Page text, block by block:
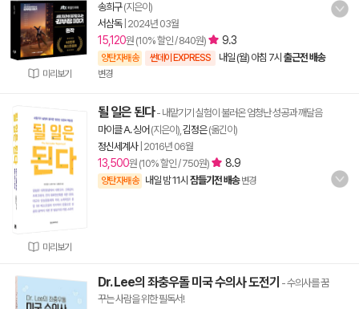
미리보기
송희구(지은이)
서삼독| 2024년 03월
15,120원 (10% 할인 / 840원) 9.3
양탄자배송 썬데이 EXPRESS 내일 (월) 아침 7시 출근전 배송
변경
미리보기
될 일은 된다- 내맡기기 실험이 불러온 엄청난 성공과 깨달음
마이클 A. 싱어 (지은이), 김정은(옮긴이)
정신세계사| 2016년 06월
13,500원 (10% 할인 / 750원) 8.9
양탄자배송 내일 밤 11시 잠들기전 배송 변경
Dr. Lee의 좌충우돌 미국 수의사 도전기 - 수의사를 꿈
꾸는 사람을 위한 필독서!